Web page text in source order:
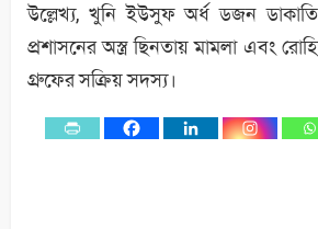
উল্লেখ্য, খুনি ইউসুফ অর্ধ ডজন ডাকাতি
প্রশাসনের অস্ত্র ছিনতায় মামলা এবং
গ্রুফের সক্রিয় সদস্য।